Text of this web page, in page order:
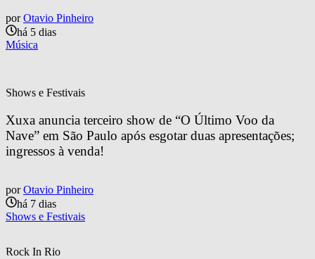
por Otavio Pinheiro
há 5 dias
Música
Shows e Festivais
Xuxa anuncia terceiro show de “O Último Voo da
Nave” em São Paulo após esgotar duas apresentações;
ingressos à venda!
por Otavio Pinheiro
há 7 dias
Shows e Festivais
Rock In Rio